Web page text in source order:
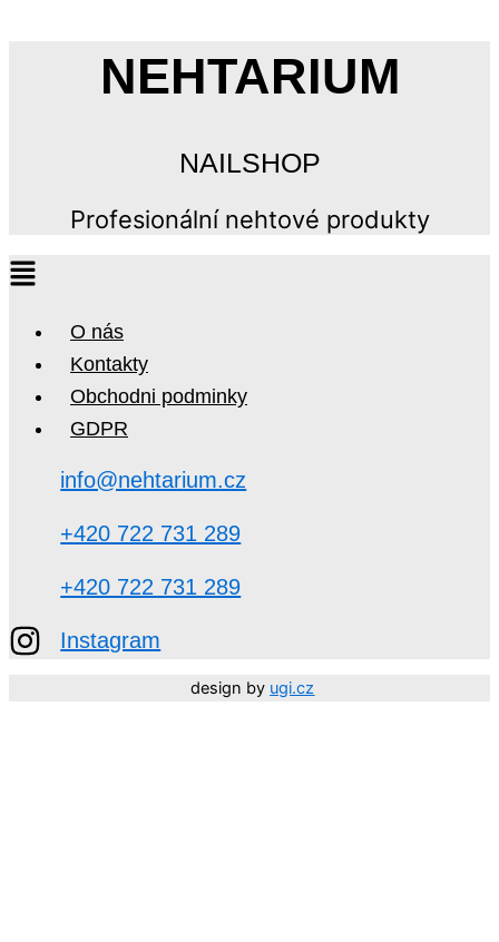
NEHTARIUM
NAILSHOP
Profesionální nehtové produkty
O nás
Kontakty
Obchodni podminky
GDPR
info@nehtarium.cz
+420 722 731 289
+420 722 731 289
Instagram
design by ugi.cz